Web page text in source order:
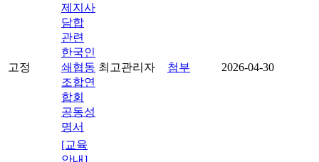
고정
제지사
담합
관련
한국인
쇄협동
조합연
합회
공동성
명서
최고관리자 첨부 2026-04-30
[교육
안내]